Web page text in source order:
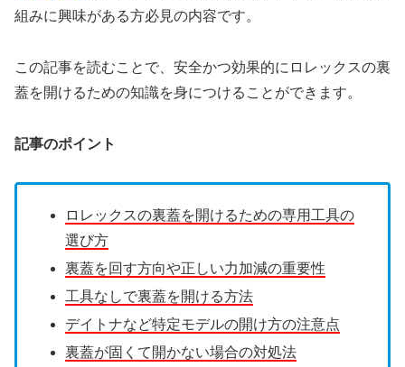
組みに興味がある方必見の内容です。
この記事を読むことで、安全かつ効果的にロレックスの裏
蓋を開けるための知識を身につけることができます。
記事のポイント
ロレックスの裏蓋を開けるための専用工具の
選び方
裏蓋を回す方向や正しい力加減の重要性
工具なしで裏蓋を開ける方法
デイトナなど特定モデルの開け方の注意点
裏蓋が固くて開かない場合の対処法